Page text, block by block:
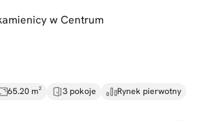
w Centrum
65.20 m² 3 pokoje
Rynek pierwotny